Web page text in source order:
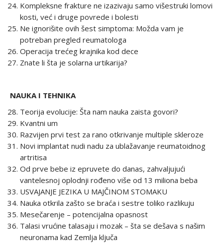
Kompleksne frakture ne izazivaju samo višestruki lomovi
kosti, već i druge povrede i bolesti
Ne ignorišite ovih šest simptoma: Možda vam je
potreban pregled reumatologa
Operacija trećeg krajnika kod dece
Znate li šta je solarna urtikarija?
NAUKA I TEHNIKA
Teorija evolucije: Šta nam nauka zaista govori?
Kvantni um
Razvijen prvi test za rano otkrivanje multiple skleroze
Novi implantat nudi nadu za ublažavanje reumatoidnog
artritisa
Od prve bebe iz epruvete do danas, zahvaljujući
vantelesnoj oplodnji rođeno više od 13 miliona beba
USVAJANJE JEZIKA U MAJČINOM STOMAKU
Nauka otkrila zašto se braća i sestre toliko razlikuju
Mesečarenje – potencijalna opasnost
Talasi vrućine talasaju i mozak – šta se dešava s našim
neuronama kad Zemlja ključa